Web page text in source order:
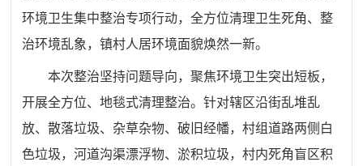
环境卫生集中整治专项行动，全方位清理卫生死角、整
治环境乱象，镇村人居环境面貌焕然一新。
本次整治坚持问题导向，聚焦环境卫生突出短板，
开展全方位、地毯式清理整治。针对辖区沿街乱堆乱
放、散落垃圾、杂草杂物、破旧经幡，村组道路两侧白
色垃圾，河道沟渠漂浮物、淤积垃圾，村内死角盲区积